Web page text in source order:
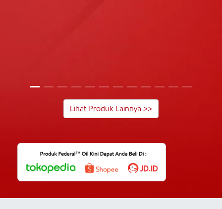
Lihat Produk Lainnya >>